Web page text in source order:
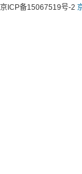
京ICP备15067519号-2